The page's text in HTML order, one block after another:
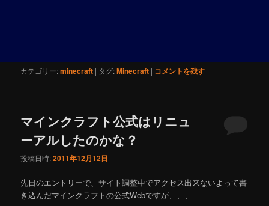
カテゴリー:minecraft | タグ:Minecraft | コメントを残す
マインクラフト公式はリニュ
ーアルしたのかな？
投稿日時:2011年12月12日
先日のエントリーで、サイト調整中でアクセス出来ないよって書
き込んだマインクラフトの公式Webですが、、、